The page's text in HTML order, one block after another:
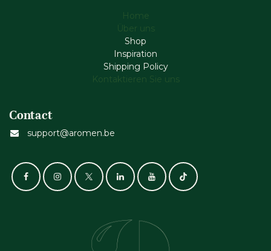
Home
Über uns
Shop
Inspiration
Shipping Policy
Kontaktieren Sie uns
Contact
support@aromen.be